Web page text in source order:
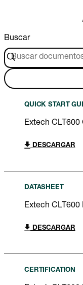
Buscar
QUICK START
Extech CLT600
DESCARGAR
DATASHEET
Extech CLT600
DESCARGAR
CERTIFICATION